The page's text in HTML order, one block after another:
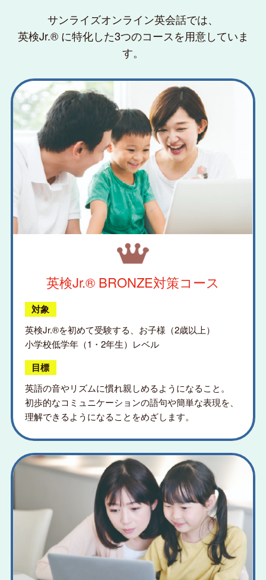
サンライズオンライン英会話では、
英検Jr.® に特化した3つのコースを用意していま
す。
英検Jr.® BRONZE対策コース
対象
英検Jr.®を初めて受験する、お子様（2歳以上）
小学校低学年（1・2年生）レベル
目標
英語の音やリズムに慣れ親しめるようになること。
初歩的なコミュニケーションの語句や簡単な表現を、
理解できるようになることをめざします。